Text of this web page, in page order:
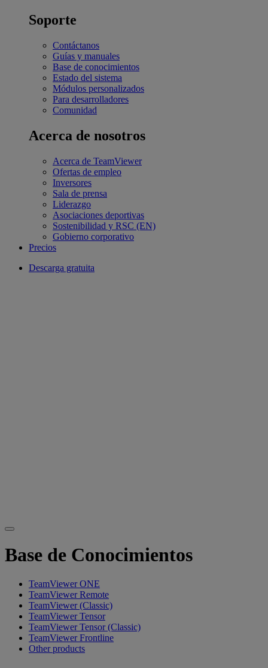
Soporte
Contáctanos
Guías y manuales
Base de conocimientos
Estado del sistema
Módulos personalizados
Para desarrolladores
Comunidad
Acerca de nosotros
Acerca de TeamViewer
Ofertas de empleo
Inversores
Sala de prensa
Liderazgo
Asociaciones deportivas
Sostenibilidad y RSC (EN)
Gobierno corporativo
Precios
Descarga gratuita
Base de Conocimientos
TeamViewer ONE
TeamViewer Remote
TeamViewer (Classic)
TeamViewer Tensor
TeamViewer Tensor (Classic)
TeamViewer Frontline
Other products